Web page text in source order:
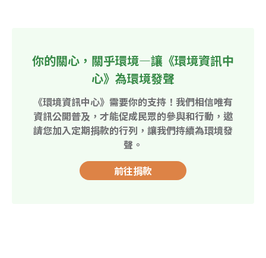
你的關心，關乎環境—讓《環境資訊中
心》為環境發聲
《環境資訊中心》需要你的支持！我們相信唯有
資訊公開普及，才能促成民眾的參與和行動，邀
請您加入定期捐款的行列，讓我們持續為環境發
聲。
前往捐款